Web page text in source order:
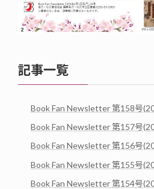
記事一覧
Book Fan Newsletter 第158号
Book Fan Newsletter 第157号
Book Fan Newsletter 第156号
Book Fan Newsletter 第155号
Book Fan Newsletter 第154号